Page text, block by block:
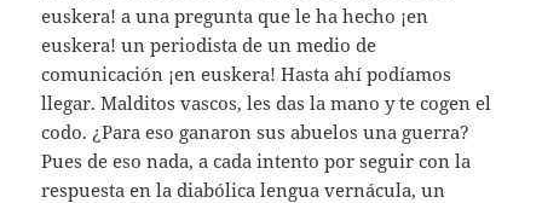
euskera! a una pregunta que le ha hecho ¡en
euskera! un periodista de un medio de
comunicación ¡en euskera! Hasta ahí podíamos
llegar. Malditos vascos, les das la mano y te cogen el
codo. ¿Para eso ganaron sus abuelos una guerra?
Pues de eso nada, a cada intento por seguir con la
respuesta en la diabólica lengua vernácula, un